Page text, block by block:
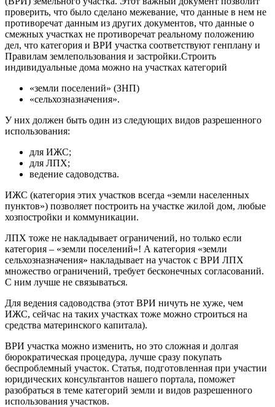
проверить, что было сделано межевание, что данные в нем не
противоречат данным из других документов, что данные о
смежных участках не противоречат реальному положению
дел, что категория и ВРИ участка соответствуют генплану и
Правилам землепользования и застройки.Строить
индивидуальные дома можно на участках категорий
«земли поселений» (ЗНП)
«сельхозназначения».
У них должен быть один из следующих видов разрешенного
использования:
для ИЖС;
для ЛПХ;
ведение садоводства.
ИЖС (категория этих участков всегда «земли населенных
пунктов») позволяет построить на участке жилой дом, любые
хозпостройки и коммуникации.
ЛПХ тоже не накладывает ограничений, но только если
категория – «земли поселений»! А категория «земли
сельхозназначения» накладывает на участок с ВРИ ЛПХ
множество ограничений, требует бесконечных согласований.
С ним лучше не связываться.
Для ведения садоводства (этот ВРИ ничуть не хуже, чем
ИЖС, сейчас на таких участках тоже можно строиться на
средства материнского капитала).
ВРИ участка можно изменить, но это сложная и долгая
бюрократическая процедура, лучше сразу покупать
беспроблемный участок. Статья, подготовленная при участии
юридических консультантов нашего портала, поможет
разобраться в теме категорий земли и видов разрешенного
использования участков.